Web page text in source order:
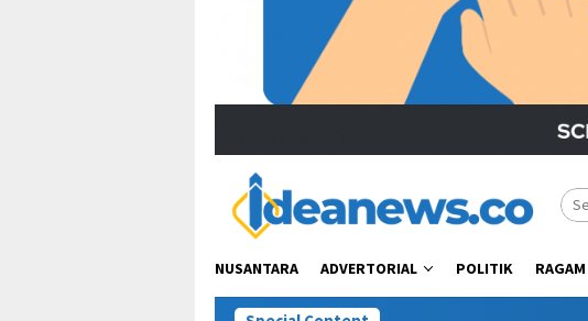
NUSANTARA ADVERTORIAL POLITIK RAGAM